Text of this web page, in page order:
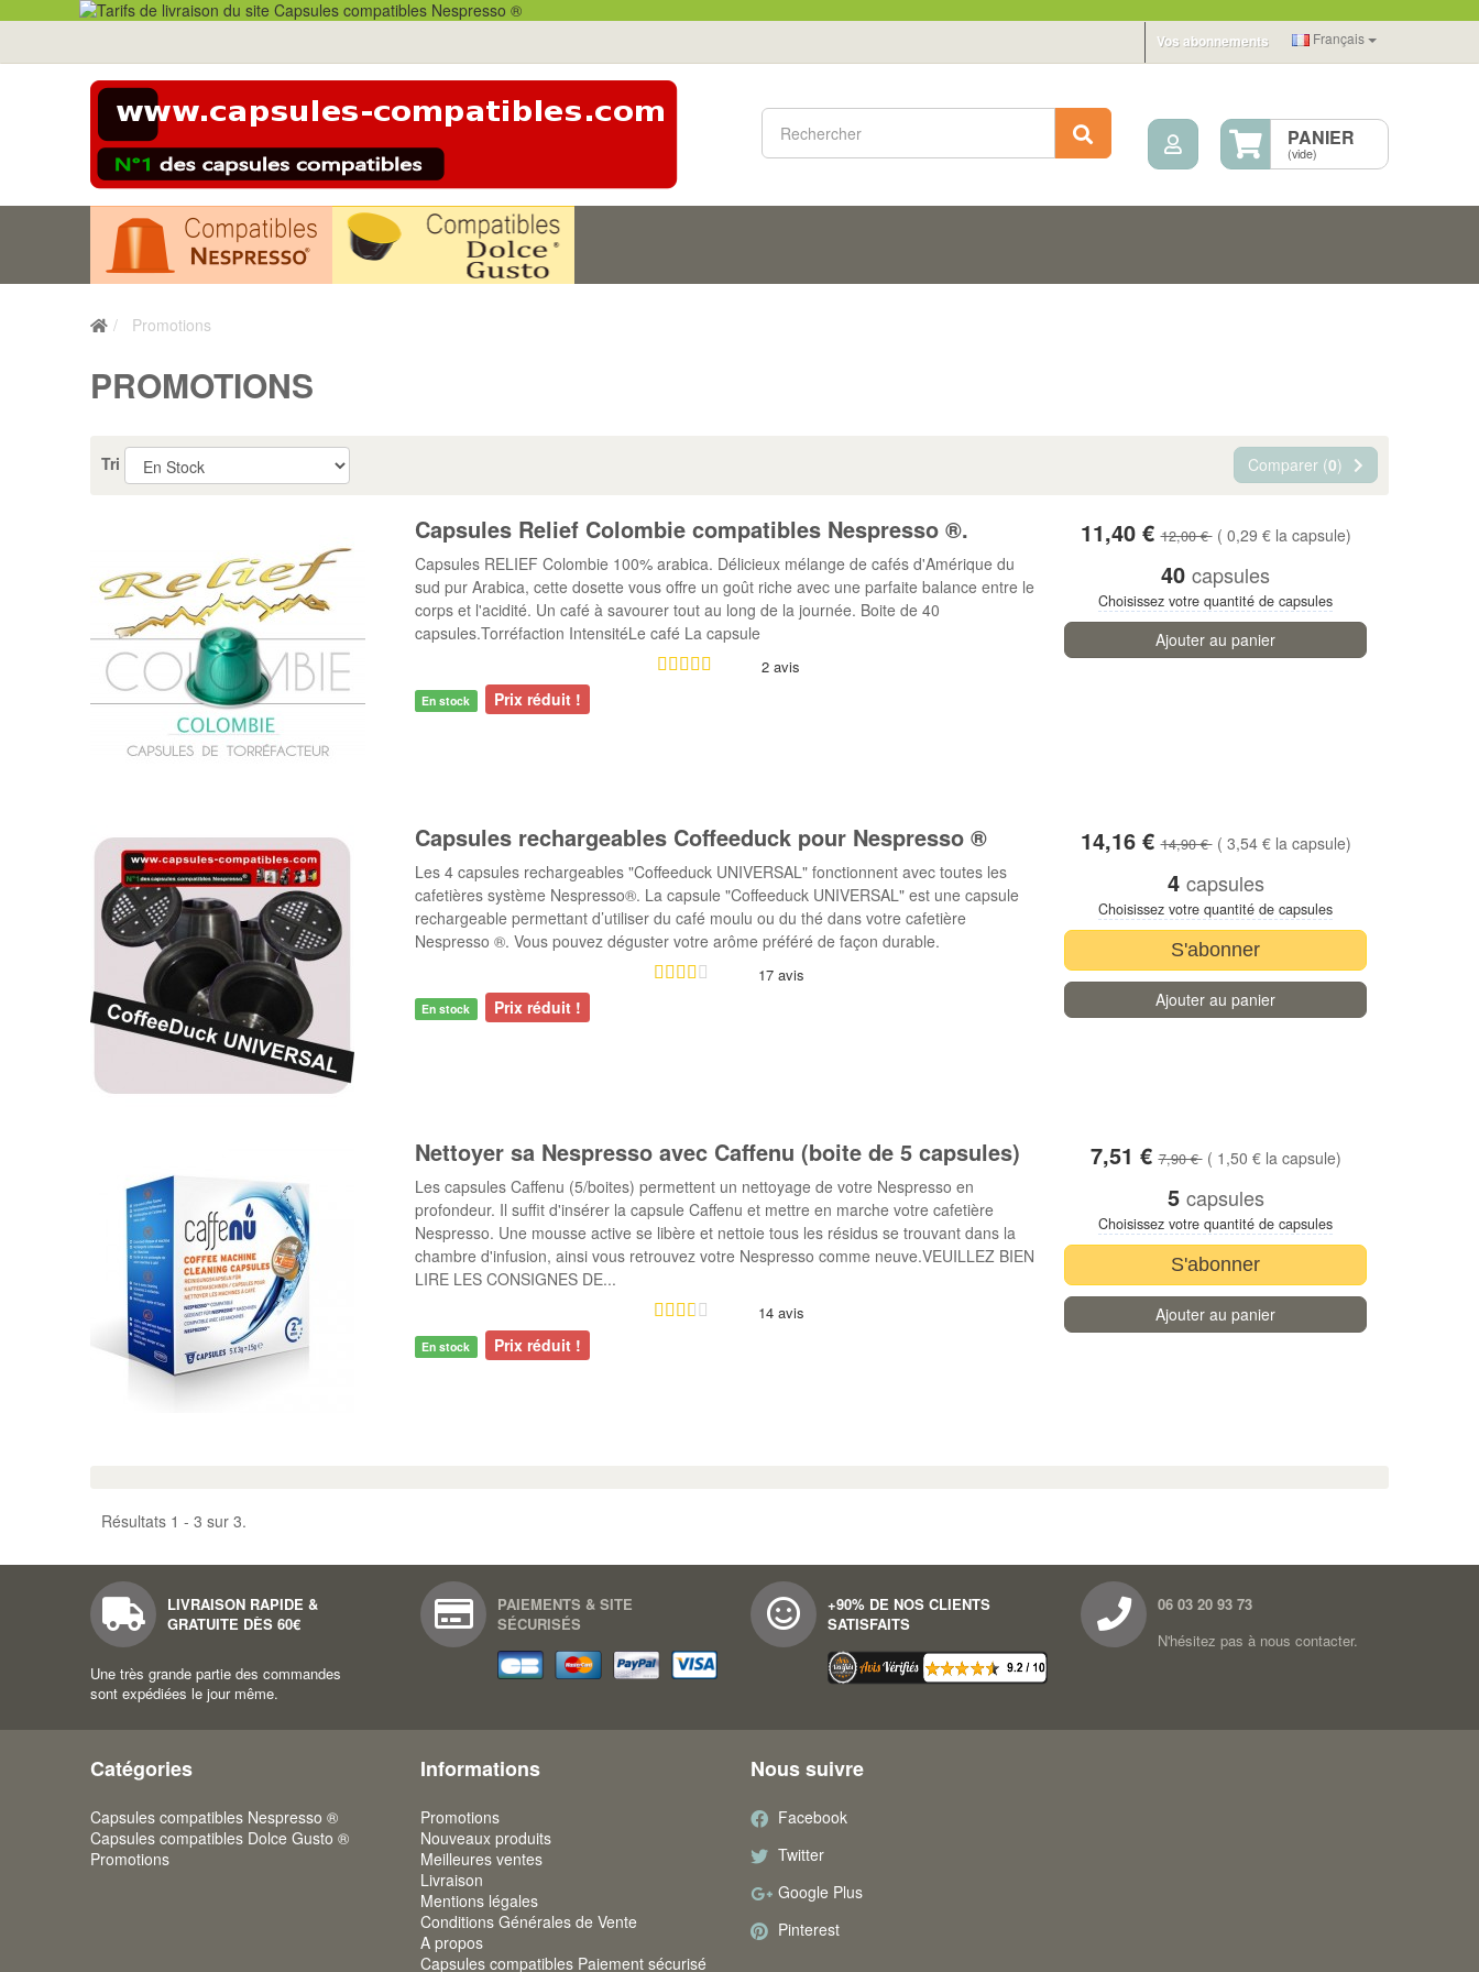
Français
Vos abonnements
Rechercher PANIER
(vide)
Mon compte
Promotions
PROMOTIONS
Tri Comparer (0)
Capsules Relief Colombie compatibles Nespresso ®.
Capsules RELIEF Colombie 100% arabica. Délicieux mélange de cafés d'Amérique du
sud pur Arabica, cette dosette vous offre un goût riche avec une parfaite balance entre le
corps et l'acidité. Un café à savourer tout au long de la journée. Boite de 40
capsules.Torréfaction IntensitéLe café La capsule
2 avis
En stock Prix réduit !
11,40 €12,00 € ( 0,29 € la capsule)
40 capsules
Choisissez votre quantité de capsules
Ajouter au panier
Capsules rechargeables Coffeeduck pour Nespresso ®
Les 4 capsules rechargeables "Coffeeduck UNIVERSAL" fonctionnent avec toutes les
cafetières système Nespresso®. La capsule "Coffeeduck UNIVERSAL" est une capsule
rechargeable permettant d’utiliser du café moulu ou du thé dans votre cafetière
Nespresso ®. Vous pouvez déguster votre arôme préféré de façon durable.
17 avis
En stock Prix réduit !
14,16 €14,90 € ( 3,54 € la capsule)
4 capsules
Choisissez votre quantité de capsules
S'abonner
Ajouter au panier
Nettoyer sa Nespresso avec Caffenu (boite de 5 capsules)
Les capsules Caffenu (5/boites) permettent un nettoyage de votre Nespresso en
profondeur. Il suffit d'insérer la capsule Caffenu et mettre en marche votre cafetière
Nespresso. Une mousse active se libère et nettoie tous les résidus se trouvant dans la
chambre d'infusion, ainsi vous retrouvez votre Nespresso comme neuve.VEUILLEZ BIEN
LIRE LES CONSIGNES DE...
14 avis
En stock Prix réduit !
7,51 €7,90 € ( 1,50 € la capsule)
5 capsules
Choisissez votre quantité de capsules
S'abonner
Ajouter au panier
Résultats 1 - 3 sur 3.
LIVRAISON RAPIDE &
GRATUITE DÈS 60€
Une très grande partie des commandes
sont expédiées le jour même.
PAIEMENTS & SITE
SÉCURISÉS
+90% DE NOS CLIENTS
SATISFAITS
06 03 20 93 73
N'hésitez pas à nous contacter.
Catégories
Capsules compatibles Nespresso ®
Capsules compatibles Dolce Gusto ®
Promotions
Informations
Promotions
Nouveaux produits
Meilleures ventes
Livraison
Mentions légales
Conditions Générales de Vente
A propos
Capsules compatibles Paiement sécurisé
Nous suivre
Facebook
Twitter
Google Plus
Pinterest